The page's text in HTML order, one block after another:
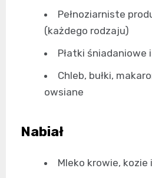
Pełnoziarniste
(każdego rodzaju)
Płatki śniadaniowe
Chleb, bułki,
owsiane
Nabiał
Mleko krowie, kozie